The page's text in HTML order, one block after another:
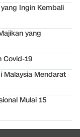
Ingin Kembali
yang
Covid-19
Malaysia Mendarat
Mulai 15